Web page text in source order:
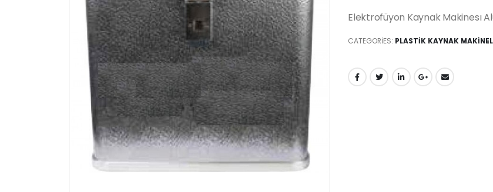
Elektrofüyon Kaynak Makinesı
CATEGORIES: PLASTİK KAYNAK